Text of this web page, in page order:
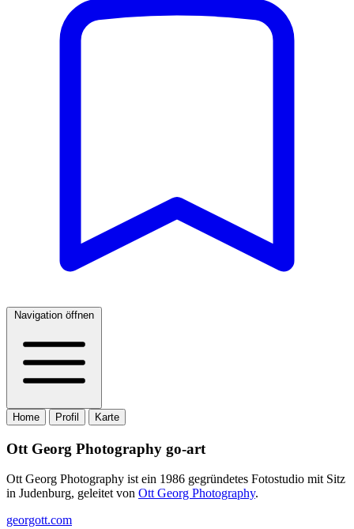
Navigation öffnen
Home Profil Karte
Ott Georg Photography go-art
Ott Georg Photography ist ein 1986 gegründetes Fotostudio mit Sitz
in Judenburg, geleitet von Ott Georg Photography.
georgott.com